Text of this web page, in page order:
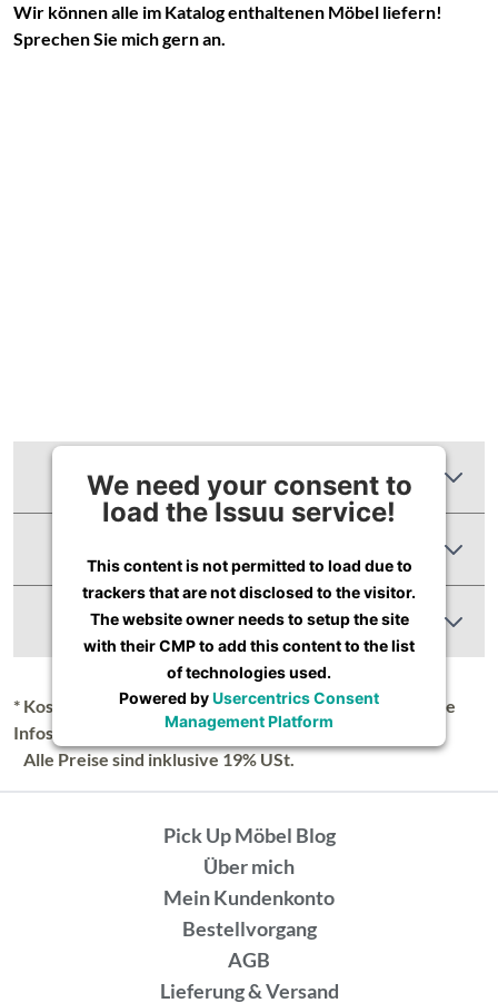
Wir können alle im Katalog enthaltenen Möbel liefern!
Sprechen Sie mich gern an.
We need your consent to
load the Issuu service!
This content is not permitted to load due to
trackers that are not disclosed to the visitor.
The website owner needs to setup the site
with their CMP to add this content to the list
of technologies used.
Powered byUsercentrics Consent
Management Platform
Zusätzliche Informationen
Abbildung Ähnlich
* Kostenloser Versand in Deutschland (Festland), nähere
Infos unter
Lieferung & Versand.
Alle Preise sind inklusive 19% USt.
Pick Up Möbel Blog
Über mich
Mein Kundenkonto
Bestellvorgang
AGB
Lieferung & Versand